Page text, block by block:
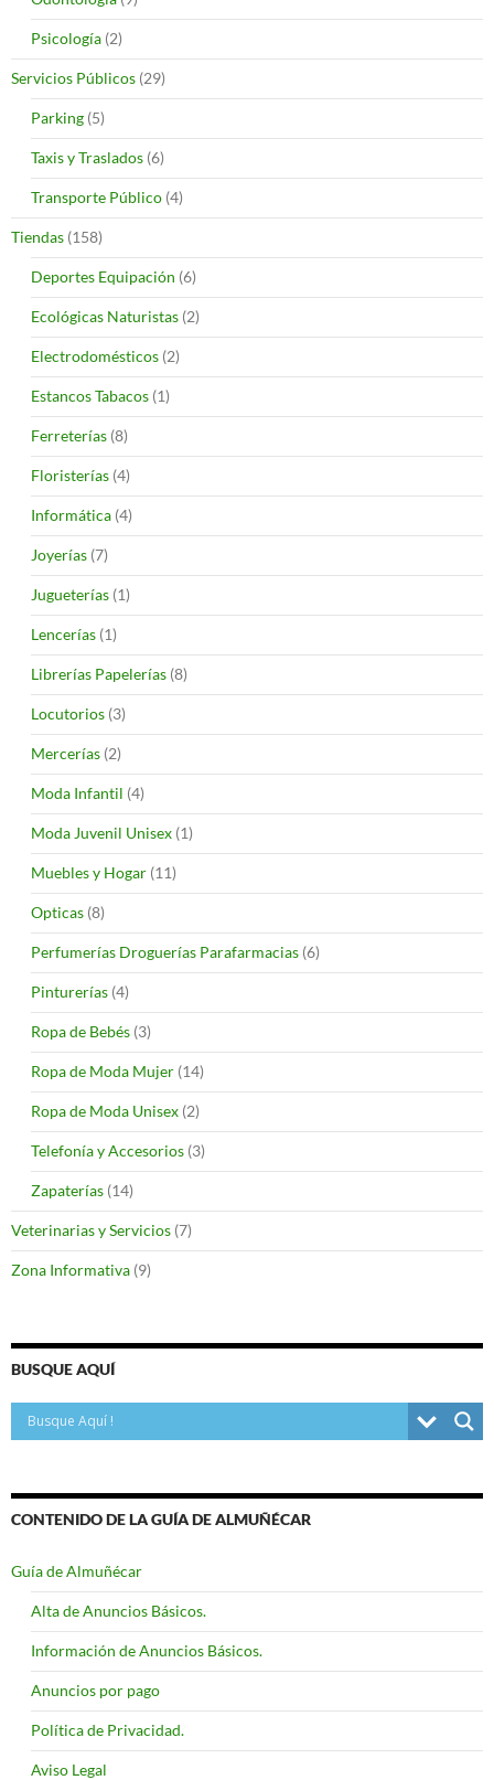
Psicología (2)
Servicios Públicos (29)
Parking (5)
Taxis y Traslados (6)
Transporte Público (4)
Tiendas (158)
Deportes Equipación (6)
Ecológicas Naturistas (2)
Electrodomésticos (2)
Estancos Tabacos (1)
Ferreterías (8)
Floristerías (4)
Informática (4)
Joyerías (7)
Jugueterías (1)
Lencerías (1)
Librerías Papelerías (8)
Locutorios (3)
Mercerías (2)
Moda Infantil (4)
Moda Juvenil Unisex (1)
Muebles y Hogar (11)
Opticas (8)
Perfumerías Droguerías Parafarmacias (6)
Pinturerías (4)
Ropa de Bebés (3)
Ropa de Moda Mujer (14)
Ropa de Moda Unisex (2)
Telefonía y Accesorios (3)
Zapaterías (14)
Veterinarias y Servicios (7)
Zona Informativa (9)
BUSQUE AQUÍ
CONTENIDO DE LA GUÍA DE ALMUÑÉCAR
Guía de Almuñécar
Alta de Anuncios Básicos.
Información de Anuncios Básicos.
Anuncios por pago
Política de Privacidad.
Aviso Legal